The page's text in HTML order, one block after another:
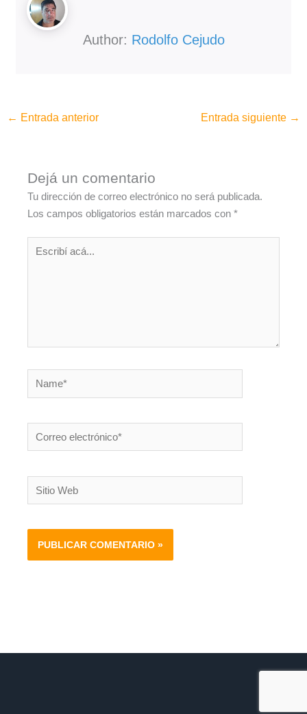
Author: Rodolfo Cejudo
← Entrada anterior Entrada siguiente →
Dejá un comentario
Tu dirección de correo electrónico no será publicada.
Los campos obligatorios están marcados con*
Escribí
Name*
Correo
electrónico*
Sitio
Web